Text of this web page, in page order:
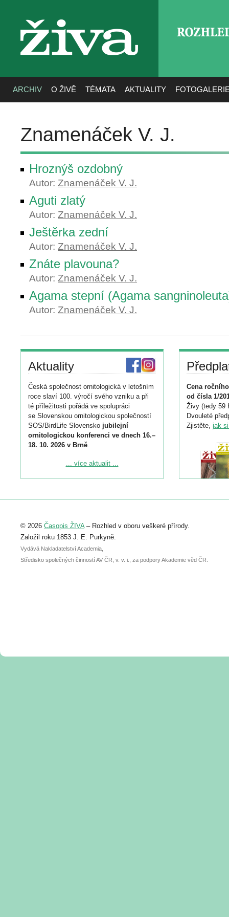
živa
ARCHIV O ŽIVĚ TÉMATA AKTUALITY
Znamenáček V. J.
Hroznýš ozdobný
Autor: Znamenáček V. J.
Aguti zlatý
Autor: Znamenáček V. J.
Ještěrka zední
Autor: Znamenáček V. J.
Znáte plavouna?
Autor: Znamenáček V. J.
Agama stepní (Agama
Autor: Znamenáček V. J.
Aktuality
Česká společnost ornitologická v letošním
roce slaví 100. výročí svého vzniku a při
té příležitosti pořádá ve spolupráci
se Slovenskou ornitologickou společností
SOS/BirdLife Slovensko jubilejní
ornitologickou konferenci ve dnech 16.–
18. 10. 2026 v Brně.
Podrobnější informace ke konferenci
Registrovat se můžete do 6. září.
abstraktu přihlášené přednášky nebo
posteru je už 30. června.
... více aktualit ...
Cena
od čísla 1/
Živy (tedy 59
Dvouleté
Zjistěte, jak
© 2026 Časopis ŽIVA– Rozhled v oboru veškeré přírody.
Založil roku 1853 J. E. Purkyně.
Vydává Nakladatelství Academia,
Středisko společných činností AV ČR, v. v. i., za podpory Akademie věd ČR.